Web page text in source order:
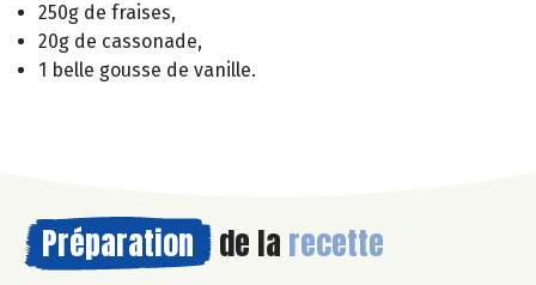
250g de fraises,
20g de cassonade,
1 belle gousse de vanille.
Préparation de la recette